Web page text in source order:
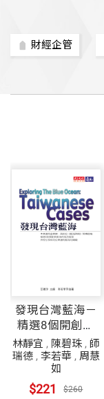
財經企管
發現台灣藍海－
精選8個開創新
藍海的成功故事
林靜宜 , 陳碧珠, 師
瑞德, 李若華, 周慧
如
$221 $260